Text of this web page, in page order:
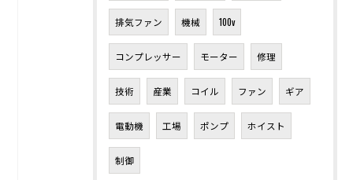
排気ファン 機械 100v
コンプレッサー モーター 修理
技術 産業 コイル ファン ギア
電動機 工場 ポンプ ホイスト
制御